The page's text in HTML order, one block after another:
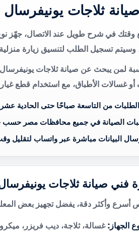
ثلاجات
وقتك في شرح طويل عند الاتصال، جهّز
وسيتم تسجيل الطلب لتنسيق زيارة
لمن يبحث عن صيانة ثلاجات يونيفرسال
أو غسالات الأطباق، مع استخدام قطع
الطلبات من التاسعة صباحًا حتى الحادية
الصيانة في جميع محافظات مصر حسب
البيانات مباشرة عبر واتساب لتقليل
فني صيانة ثلاجات
وأكثر دقة، يفضل تجهيز بعض
الجهاز: غسالة، ثلاجة، ديب فريزر،